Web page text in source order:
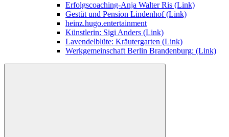
Erfolgscoaching-Anja Walter Ris (Link)
Gestüt und Pension Lindenhof (Link)
heinz.hugo.entertainment
Künstlerin: Sigi Anders (Link)
Lavendelblüte: Kräutergarten (Link)
Werkgemeinschaft Berlin Brandenburg: (Link)